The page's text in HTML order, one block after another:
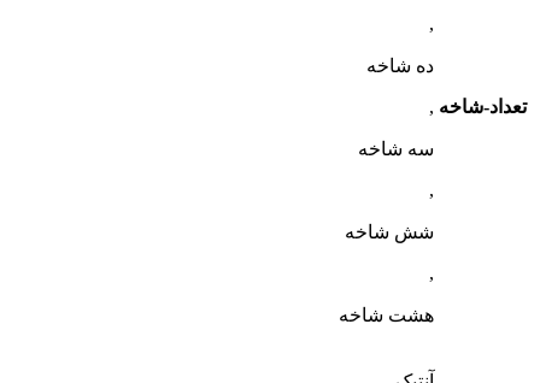
تعداد-شاخه
,
ده شاخه
,
سه شاخه
,
شش شاخه
,
هشت شاخه